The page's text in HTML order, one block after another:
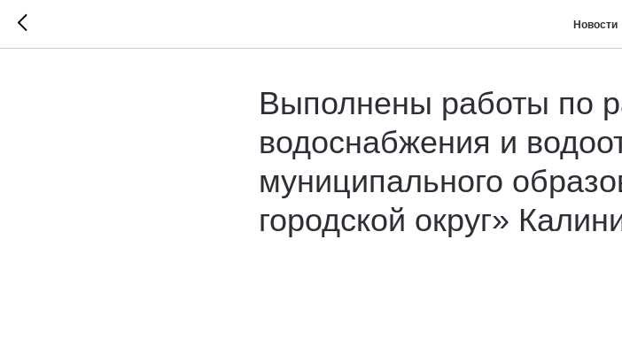
Новости
Выполнены работы по
водоснабжения и
муниципального
городской округ»